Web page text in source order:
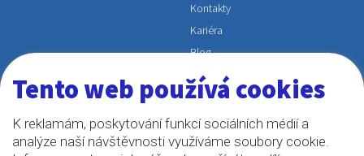
Kontakty
Kariéra
Blog
Obchodní podmínky a GDPR
Linked
Tento web používá cookies
K reklamám, poskytování funkcí sociálních médií a
analýze naší návštěvnosti využíváme soubory cookie.